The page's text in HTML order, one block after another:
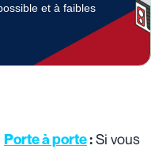
et à faibles
Porte à porte:Si vous